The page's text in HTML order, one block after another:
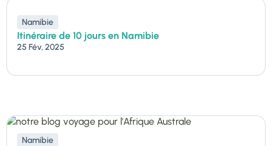
Namibie
Itinéraire de 10 jours en Namibie
25 Fév, 2025
Namibie